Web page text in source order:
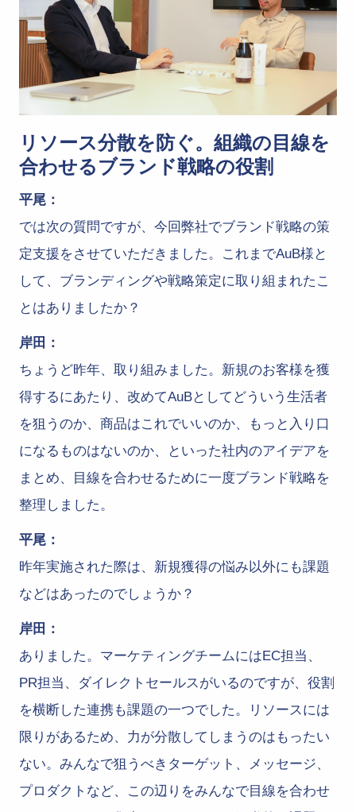
リソース分散を防ぐ。組織の目線を
合わせるブランド戦略の役割
平尾：
では次の質問ですが、今回弊社でブランド戦略の策
定支援をさせていただきました。これまでAuB様と
して、ブランディングや戦略策定に取り組まれたこ
とはありましたか？
岸田：
ちょうど昨年、取り組みました。新規のお客様を獲
得するにあたり、改めてAuBとしてどういう生活者
を狙うのか、商品はこれでいいのか、もっと入り口
になるものはないのか、といった社内のアイデアを
まとめ、目線を合わせるために一度ブランド戦略を
整理しました。
平尾：
昨年実施された際は、新規獲得の悩み以外にも課題
などはあったのでしょうか？
岸田：
ありました。マーケティングチームにはEC担当、
PR担当、ダイレクトセールスがいるのですが、役割
を横断した連携も課題の一つでした。リソースには
限りがあるため、力が分散してしまうのはもったい
ない。みんなで狙うべきターゲット、メッセージ、
プロダクトなど、この辺りをみんなで目線を合わせ